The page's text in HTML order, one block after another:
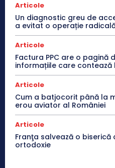
Articole
Un diagnostic greu de
a evitat o operație
Articole
Factura PPC are o pagină
informațiile care contează
Articole
Cum a batjocorit până la
erou aviator al României
Articole
Franţa salvează o biserică
ortodoxie